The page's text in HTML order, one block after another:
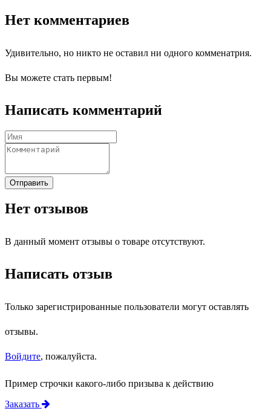
Нет комментариев
Удивительно, но никто не оставил ни одного комменатрия.
Вы можете стать первым!
Написать комментарий
Отправить
Нет отзывов
В данный момент отзывы о товаре отсутствуют.
Написать отзыв
Только зарегистрированные пользователи могут оставлять
отзывы.
Войдите, пожалуйста.
Пример строчки какого-либо призыва к действию
Заказать